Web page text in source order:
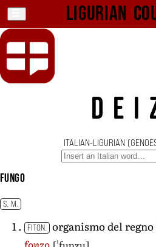
Ligurian
ITALIAN-LIGURIAN
fungo
S. M.
FITON.
organismo del